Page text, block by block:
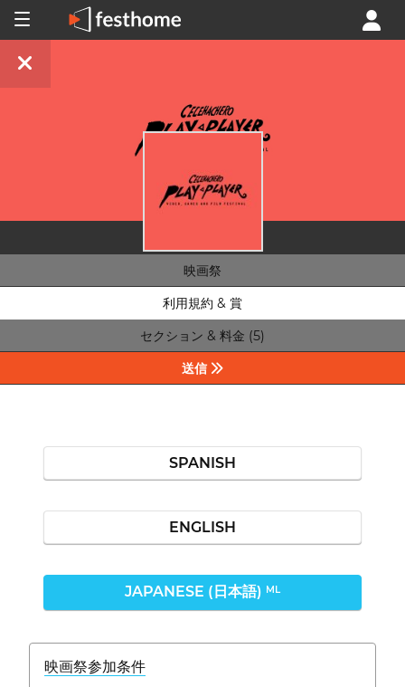
映画祭
利用規約 & 賞
セクション & 料金 (5)
送信
SPANISH
ENGLISH
JAPANESE (日本語) ML
映画祭参加条件